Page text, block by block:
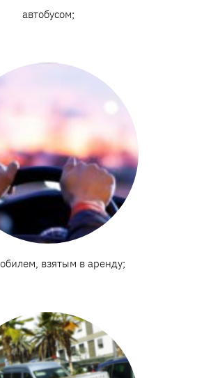
автобусом;
взятым в аренду;